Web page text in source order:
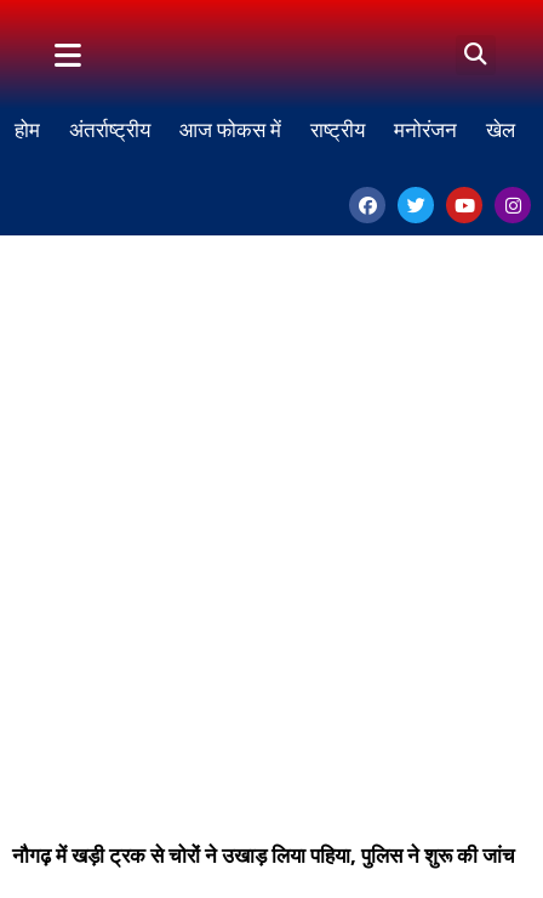
होम अंतर्राष्ट्रीय आज फोकस में राष्ट्रीय मनोरंजन खेल
नौगढ़ में खड़ी ट्रक से चोरों ने उखाड़ लिया पहिया, पुलिस ने शुरू की जांच